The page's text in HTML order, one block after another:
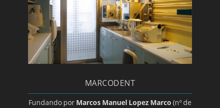
MARCODENT
Fundando por Marcos Manuel Lopez Marco (nº de